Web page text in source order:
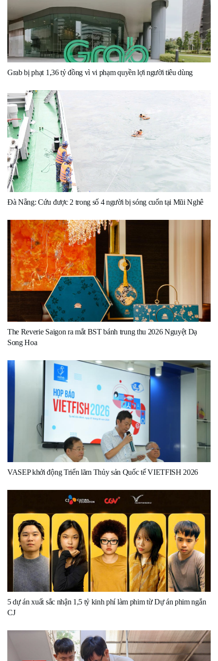
Grab bị phạt 1,36 tỷ đồng vì vi phạm quyền lợi người tiêu dùng
Đà Nẵng: Cứu được 2 trong số 4 người bị sóng cuốn tại Mũi Nghê
The Reverie Saigon ra mắt BST bánh trung thu 2026 Nguyệt Dạ
Song Hoa
VASEP khởi động Triển lãm Thủy sản Quốc tế VIETFISH 2026
5 dự án xuất sắc nhận 1,5 tỷ kinh phí làm phim từ Dự án phim ngắn
CJ